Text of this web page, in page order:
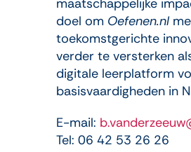
maatschappelijke
doel om Oefenen.nl
toekomstgerichte
verder te versterken
digitale leerplatform
basisvaardigheden in
E-mail:
Tel: 06 42 53 26 26